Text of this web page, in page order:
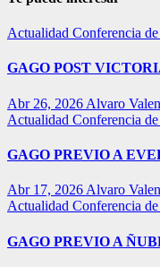
Actualidad Conferencia de
GAGO POST
Abr 26, 2026 Alvaro
Actualidad Conferencia de
GAGO PREVIO A
Abr 17, 2026 Alvaro
Actualidad Conferencia de
GAGO PREVIO A